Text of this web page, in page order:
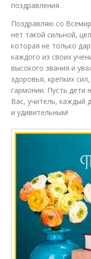
поздравления .
Поздравляю со
нет такой сильной,
которая не только
каждого из своих
высокого звания и
здоровья, крепких
гармонии. Пусть дети
Вас, учитель, каждый
и удивительным!